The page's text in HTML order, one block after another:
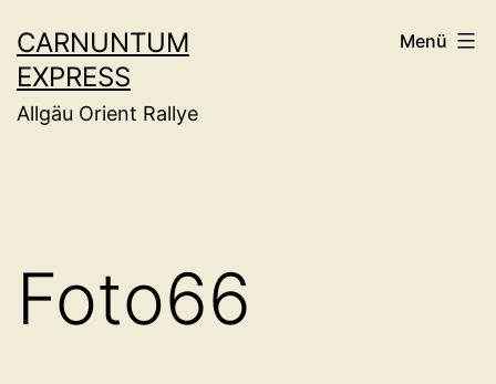
Inhalt
springen
CARNUNTUM
EXPRESS
Allgäu Orient Rallye
Menü
Foto66